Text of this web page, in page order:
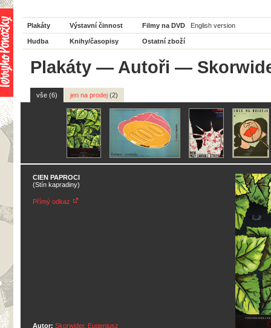
Plakáty Výstavní činnost Filmy na DVD English version
Hudba Knihy/časopisy Ostatní zboží
Plakáty — Autoři —
vše (6) jen na prodej (2)
CIEN PAPROCI
(Stín kapradiny)
Přímý odkaz
Autor: Skorwider, Eugeniusz